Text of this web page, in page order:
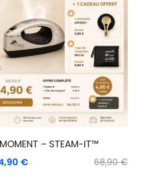
MOMENT – STEAM-IT™
€
68,90 €